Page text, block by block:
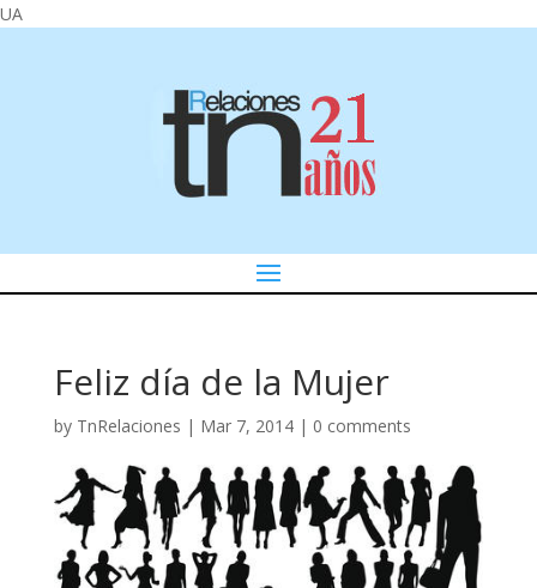
UA
Feliz día de la Mujer
by TnRelaciones | Mar 7, 2014| 0 comments